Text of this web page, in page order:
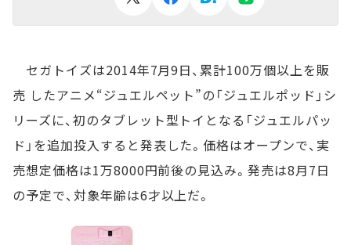
セガトイズは2014年7月9日、累計100万個以上を販
売 したアニメ“ジュエルペット”の「ジュエルポッド」シ
リーズに、初のタブレット型トイとなる「ジュエルパッ
ド」を追加投入すると発表した。価格はオープンで、実
売想定価格は1万8000円前後の見込み。発売は8月7日
の予定で、対象年齢は6才以上だ。